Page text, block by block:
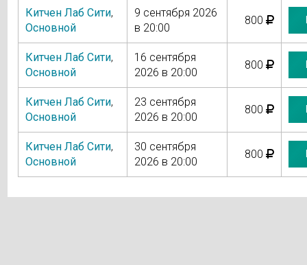
Китчен Лаб Сити,
Основной
9 сентября 2026
в 20:00
800
Китчен Лаб Сити,
Основной
16 сентября
2026 в 20:00
800
Китчен Лаб Сити,
Основной
23 сентября
2026 в 20:00
800
Китчен Лаб Сити,
Основной
30 сентября
2026 в 20:00
800